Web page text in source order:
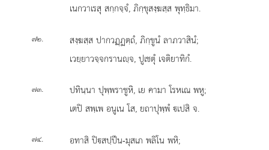
เนกวาเรสุ สกฺกจฺจํ, ภิกฺขุสงฺฆสฺส พุทฺธิมา.
๗๒.
สงฺฆสฺส ปากวฏฺฏตฺถํ, ภิกฺขูนํ ลาภวาสินํ;
เวยฺยาวจฺจกรานฺจ, ปูเชตุํ เจติยาทิกํ.
๗๓.
ปทินฺนา ปุพฺพราชูหิ, เย คามา โรหเณ พหู;
เตปิ สพฺเพ อนูเน โส, ยถาปุพฺพํ เปสิ จ.
๗๔.
อทาสิ ปิสปฺปีน-มุสเภ พลิโน พหิ;